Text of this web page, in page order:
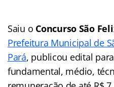
Saiu o Concurso São
Prefeitura Municipal de
Pará, publicou edital
fundamental, médio,